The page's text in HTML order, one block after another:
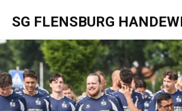
SG FLENSBURG